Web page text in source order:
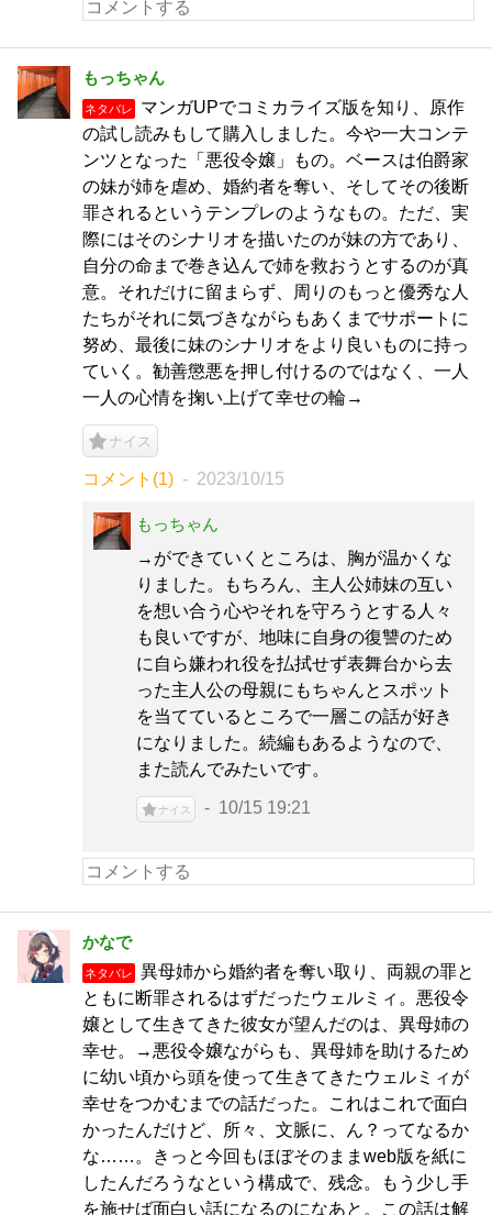
もっちゃん
ネタバレ
マンガUPでコミカライズ版を知り、原作
の試し読みもして購入しました。今や一大コンテ
ンツとなった「悪役令嬢」もの。ベースは伯爵家
の妹が姉を虐め、婚約者を奪い、そしてその後断
罪されるというテンプレのようなもの。ただ、実
際にはそのシナリオを描いたのが妹の方であり、
自分の命まで巻き込んで姉を救おうとするのが真
意。それだけに留まらず、周りのもっと優秀な人
たちがそれに気づきながらもあくまでサポートに
努め、最後に妹のシナリオをより良いものに持っ
ていく。勧善懲悪を押し付けるのではなく、一人
一人の心情を掬い上げて幸せの輪→
ナイス
コメント(1) 2023/10/15
もっちゃん
→ができていくところは、胸が温かくな
りました。もちろん、主人公姉妹の互い
を想い合う心やそれを守ろうとする人々
も良いですが、地味に自身の復讐のため
に自ら嫌われ役を払拭せず表舞台から去
った主人公の母親にもちゃんとスポット
を当てているところで一層この話が好き
になりました。続編もあるようなので、
また読んでみたいです。
ナイス 10/15 19:21
かなで
ネタバレ
異母姉から婚約者を奪い取り、両親の罪と
ともに断罪されるはずだったウェルミィ。悪役令
嬢として生きてきた彼女が望んだのは、異母姉の
幸せ。→悪役令嬢ながらも、異母姉を助けるため
に幼い頃から頭を使って生きてきたウェルミィが
幸せをつかむまでの話だった。これはこれで面白
かったんだけど、所々、文脈に、ん？ってなるか
な……。きっと今回もほぼそのままweb版を紙に
したんだろうなという構成で、残念。もう少し手
を施せば面白い話になるのになあと。この話は解